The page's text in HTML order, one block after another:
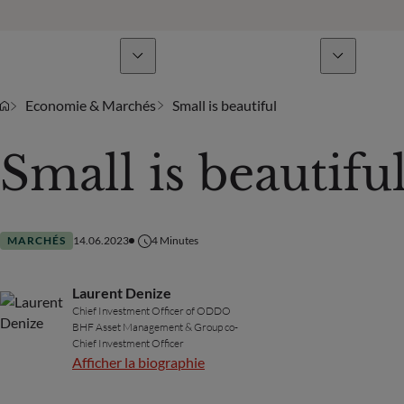
Economie & Marchés Small is beautiful
Small is
MARCHÉS 14.06.2023 4 Minutes
Laurent Denize
Chief Investment Officer of ODDO
BHF Asset Management & Group co-
Chief Investment Officer
Afficher la biographie